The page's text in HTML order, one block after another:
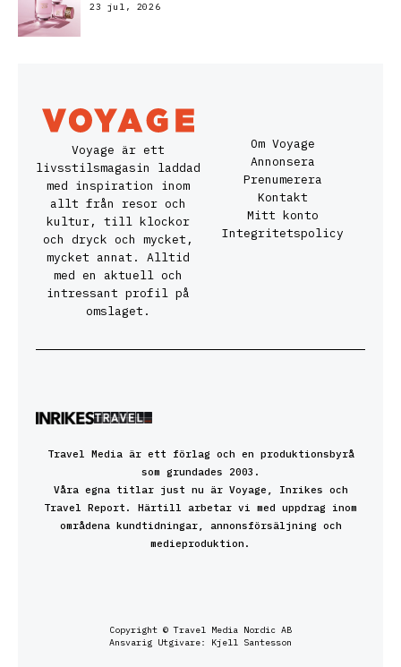
23 jul, 2026
Voyage är ett
livsstilsmagasin laddad
med inspiration inom
allt från resor och
kultur, till klockor
och dryck och mycket,
mycket annat. Alltid
med en aktuell och
intressant profil på
omslaget.
Om Voyage
Annonsera
Prenumerera
Kontakt
Mitt konto
Integritetspolicy
Travel Media är ett förlag och en produktionsbyrå
som grundades 2003.
Våra egna titlar just nu är Voyage, Inrikes och
Travel Report. Härtill arbetar vi med uppdrag inom
områdena kundtidningar, annonsförsäljning och
medieproduktion.
Copyright © Travel Media Nordic AB
Ansvarig Utgivare: Kjell Santesson